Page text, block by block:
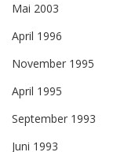
Mai 2003
April 1996
November 1995
April 1995
September 1993
Juni 1993